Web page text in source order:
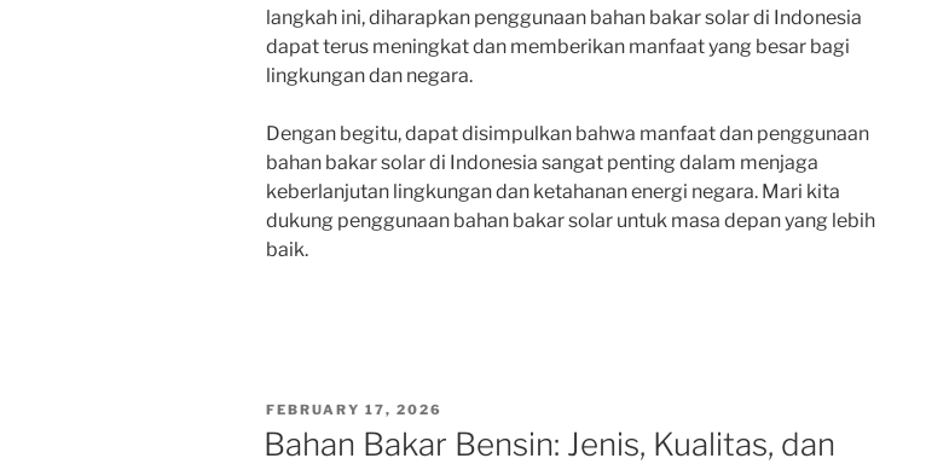
langkah ini, diharapkan penggunaan bahan bakar solar di Indonesia
dapat terus meningkat dan memberikan manfaat yang besar bagi
lingkungan dan negara.
Dengan begitu, dapat disimpulkan bahwa manfaat dan penggunaan
bahan bakar solar di Indonesia sangat penting dalam menjaga
keberlanjutan lingkungan dan ketahanan energi negara. Mari kita
dukung penggunaan bahan bakar solar untuk masa depan yang lebih
baik.
POSTED
ON
FEBRUARY 17, 2026
Bahan Bakar Bensin: Jenis, Kualitas, dan